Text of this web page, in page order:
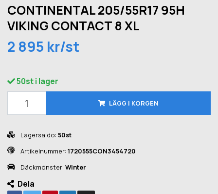
CONTINENTAL 205/55R17 95H
VIKING CONTACT 8 XL
2 895 kr/st
50st i lager
LÄGG I KORGEN
Lagersaldo: 50st
Artikelnummer: 1720555CON3454720
Däckmönster: Winter
Dela